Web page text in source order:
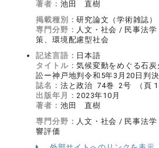
著者： 池田 直樹
掲載種別：研究論文（学術雑誌）
専門分野： 人文・社会 / 民事法
策、環境配慮型社会
記述言語： 日本語
タイトル：気候変動をめぐる石
訟ー神戸地判令和5年3月20日判
誌名： 法と政治 74巻 2号 （頁
出版年月：2023年10月
著者： 池田 直樹
専門分野： 人文・社会 / 民事法
響評価